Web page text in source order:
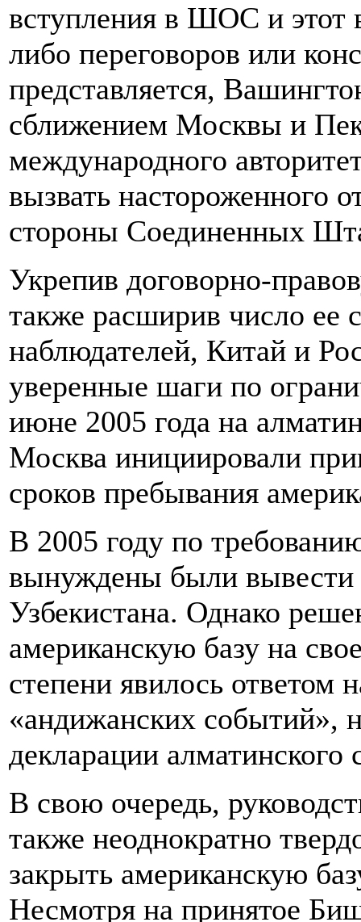
вступления в ШОС и этот
либо переговоров или
представляется,
сближением Москвы и
международного
вызвать настороженного
стороны Соединенных
Укрепив договорно-
также расширив число ее
наблюдателей, Китай и
уверенные шаги по
июне 2005 года на
Москва инициировали
сроков пребывания
В 2005 году по
вынуждены были вывести
Узбекистана. Однако
американскую базу на
степени явилось ответом
«андижанских событий»,
декларации
В свою очередь,
также неоднократно
закрыть американскую
Несмотря на принятое